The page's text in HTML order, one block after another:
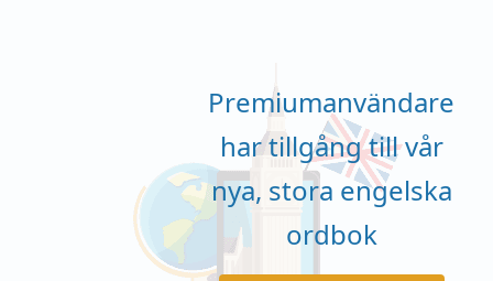
Premiumanvändare
har tillgång till vår
nya, stora engelska
ordbok